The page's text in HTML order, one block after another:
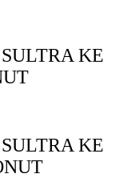
KE
KE